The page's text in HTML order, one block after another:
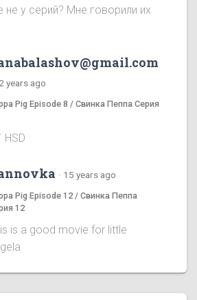
у серий? Мне говорили их
years ago
Pig Episode 8 / Свинка Пеппа Серия
HSD
· 15 years ago
Pig Episode 12 / Свинка Пеппа
12
is a good movie for little